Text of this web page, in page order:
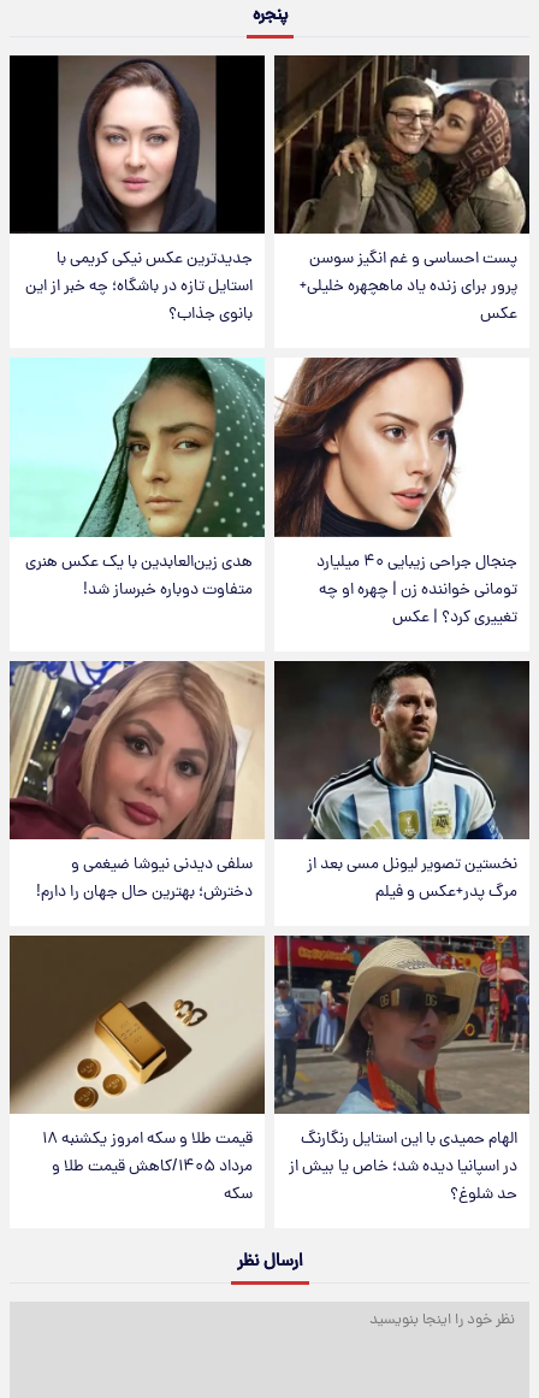
پنجره
پست احساسی و غم انگیز سوسن
پرور برای زنده یاد ماهچهره خلیلی+
عکس
جدیدترین عکس نیکی کریمی با
استایل تازه در باشگاه؛ چه خبر از این
بانوی جذاب؟
جنجال جراحی زیبایی ۴۰ میلیارد
تومانی خواننده زن | چهره او چه
تغییری کرد؟ | عکس
هدی زین‌العابدین با یک عکس هنری
متفاوت دوباره خبرساز شد!
نخستین تصویر لیونل مسی بعد از
مرگ پدر+عکس و فیلم
سلفی دیدنی نیوشا ضیغمی و
دخترش؛ بهترین حال جهان را دارم!
الهام حمیدی با این استایل رنگارنگ
در اسپانیا دیده شد؛ خاص یا بیش از
حد شلوغ؟
قیمت طلا و سکه امروز یکشنبه ۱۸
مرداد ۱۴۰۵/کاهش قیمت طلا و
سکه
ارسال نظر